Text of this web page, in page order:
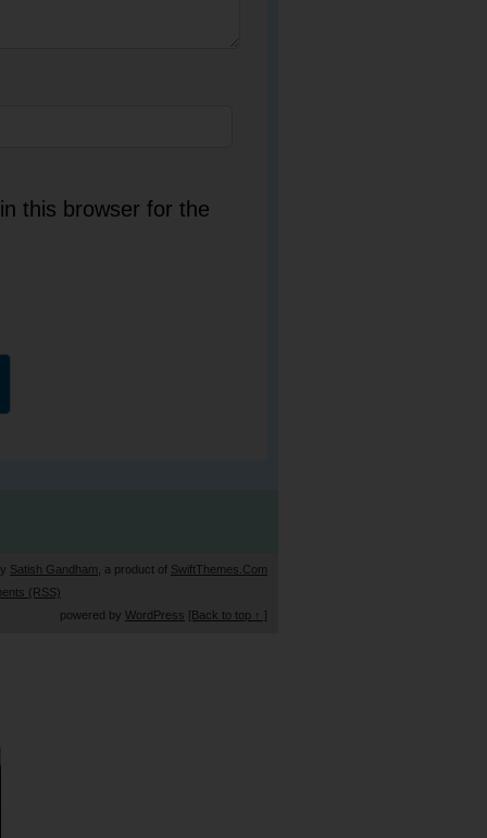
this browser for the
Satish Gandham, a product of SwiftThemes.Com
(RSS)
powered by WordPress [Back to top ↑ ]